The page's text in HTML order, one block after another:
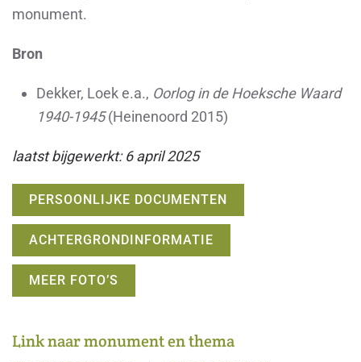
monument.
Bron
Dekker, Loek e.a., Oorlog in de Hoeksche Waard
1940-1945(Heinenoord 2015)
laatst bijgewerkt: 6 april 2025
PERSOONLIJKE DOCUMENTEN
ACHTERGRONDINFORMATIE
MEER FOTO’S
Link naar monument en thema